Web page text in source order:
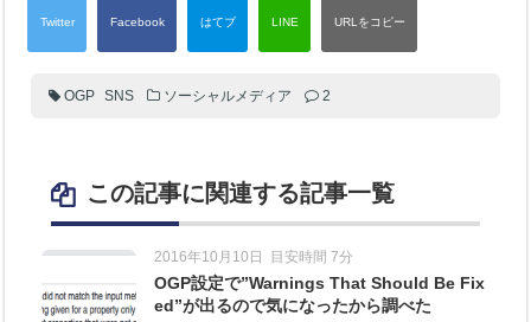
OGP SNS ソーシャルメディア 2
この記事に関連する記事一覧
2016年10月10日 目安時間 7分
OGP設定で”Warnings That Should Be Fix
ed”が出るので気になったから調べた